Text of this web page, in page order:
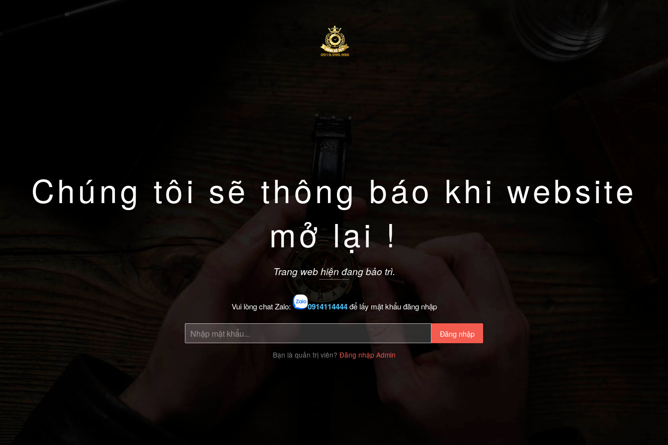
Chúng tôi sẽ thông báo khi website
mở lại !
Trang web hiện đang bảo trì.
Vui lòng chat Zalo: 0914114444để lấy mật khẩu đăng nhập
Đăng nhập
Bạn là quản trị viên? Đăng nhập Admin